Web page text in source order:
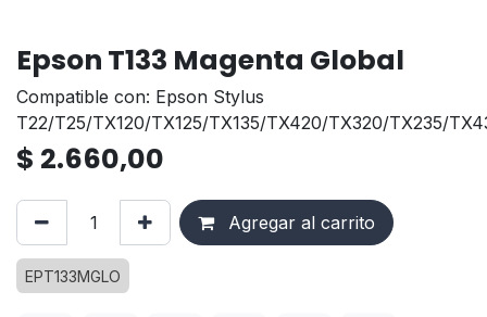
Epson T133 Magenta Global
Compatible con: Epson Stylus
T22/T25/TX120/TX125/TX135/TX420/TX320/TX235/
$ 2.660,00
Agregar al carrito
EPT133MGLO